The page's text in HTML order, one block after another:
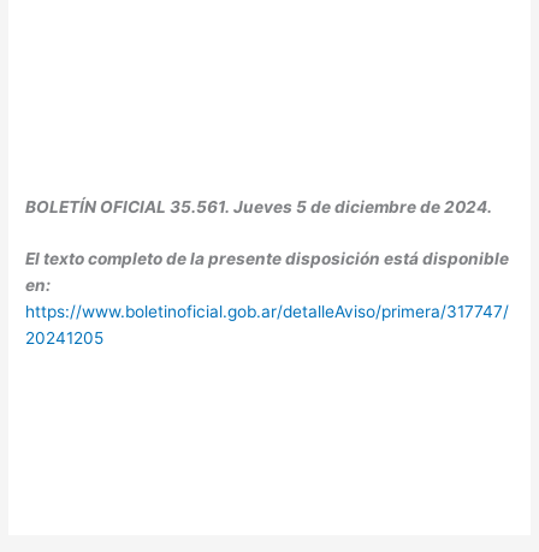
BOLETÍN OFICIAL 35.561. Jueves 5 de diciembre de 2024.
El texto completo de la presente disposición está disponible
en:
https://www.boletinoficial.gob.ar/detalleAviso/primera/317747/
20241205